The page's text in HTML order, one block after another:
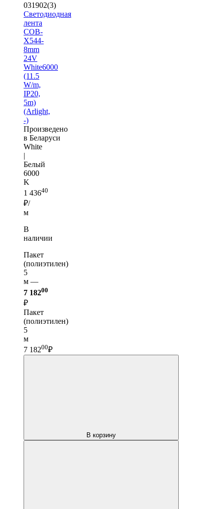
031902(3)
Светодиодная
лента
COB-
X544-
8mm
24V
White6000
(11.5
W/m,
IP20,
5m)
(Arlight,
-)
Произведено
в Беларуси
White
|
Белый
6000
K
1 43640
₽/
м
В
наличии
Пакет
(полиэтилен)
5
м —
7 18200
₽
Пакет
(полиэтилен)
5
м
7 18200₽
В корзину